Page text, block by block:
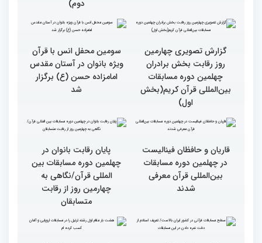
روز چهارم چهلمین دوره
مسابقات بین المللی قرآن
کریم
روز رقابت بخش برادران
چهلمین دوره مسابقات
بین‌المللی قرآن کریم(بخش
دوم)
روز رقابت بخش برادران
چهلمین دوره مسابقات
بین‌المللی قرآن کریم(بخش
اول)
ویژه بانوان در آستان مقدس
امامزاده حسن (ع) برگزار
شد